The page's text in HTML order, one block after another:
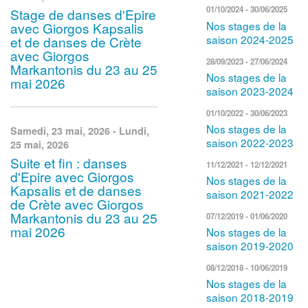
Stage de danses d'Epire
avec Giorgos Kapsalis
et de danses de Crète
avec Giorgos
Markantonis du 23 au 25
mai 2026
Samedi, 23 mai, 2026 - Lundi,
25 mai, 2026
Suite et fin : danses
d'Epire avec Giorgos
Kapsalis et de danses
de Crète avec Giorgos
Markantonis du 23 au 25
mai 2026
01/10/2024-30/06/2025
Nos stages de la
saison 2024-2025
28/09/2023-27/06/2024
Nos stages de la
saison 2023-2024
01/10/2022-30/06/2023
Nos stages de la
saison 2022-2023
11/12/2021 - 12/12/2021
Nos stages de la
saison 2021-2022
07/12/2019-01/06/2020
Nos stages de la
saison 2019-2020
08/12/2018- 10/06/2019
Nos stages de la
saison 2018-2019